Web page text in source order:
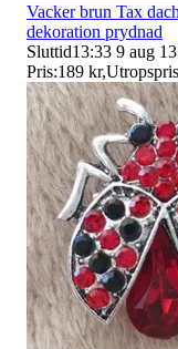
Vacker brun Tax
dekoration prydnad
Sluttid13:33 9 aug
Pris:189 kr,Utropspris